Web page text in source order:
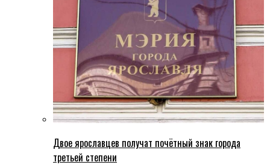
Двое ярославцев получат почётный знак города
третьей степени